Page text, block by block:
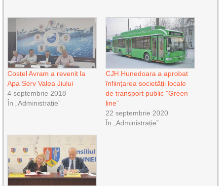
Costel Avram a revenit la
Apa Serv Valea Jiului
4 septembrie 2018
În „Administrație”
CJH Hunedoara a aprobat
înființarea societății locale
de transport public ”Green
line”
22 septembrie 2020
În „Administrație”